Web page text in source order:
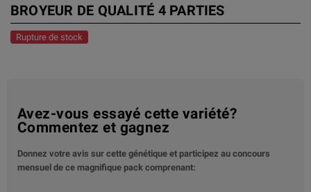
BROYEUR DE QUALITÉ 4 PARTIES
Rupture de stock
Avez-vous essayé cette variété?
Commentez et gagnez
Donnez votre avis sur cette génétique et participez au concours
mensuel de ce magnifique pack comprenant: